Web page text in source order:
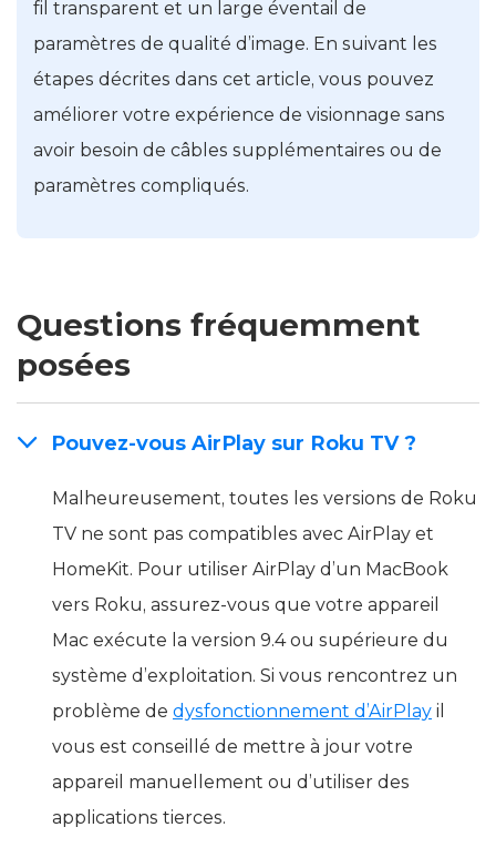
fil transparent et un large éventail de
paramètres de qualité d’image. En suivant les
étapes décrites dans cet article, vous pouvez
améliorer votre expérience de visionnage sans
avoir besoin de câbles supplémentaires ou de
paramètres compliqués.
Questions fréquemment
posées
Pouvez-vous AirPlay sur Roku TV ?
Malheureusement, toutes les versions de Roku
TV ne sont pas compatibles avec AirPlay et
HomeKit. Pour utiliser AirPlay d’un MacBook
vers Roku, assurez-vous que votre appareil
Mac exécute la version 9.4 ou supérieure du
système d’exploitation. Si vous rencontrez un
problème de dysfonctionnement d’AirPlay il
vous est conseillé de mettre à jour votre
appareil manuellement ou d’utiliser des
applications tierces.